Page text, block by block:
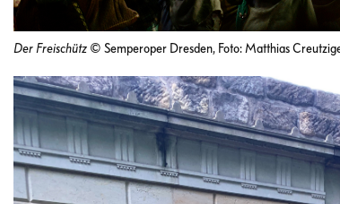
Der Freischütz © Semperoper Dresden, Foto: Matthias